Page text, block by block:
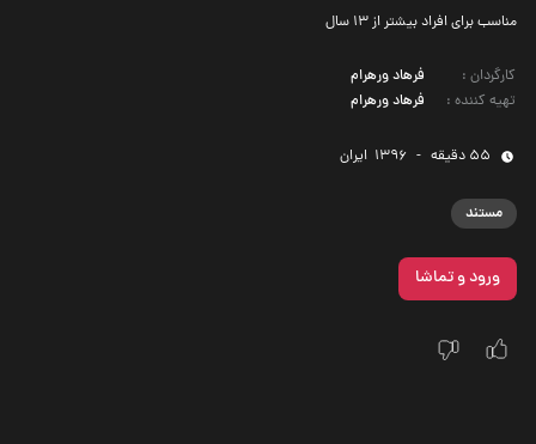
مناسب برای افراد بیشتر از 13 سال
کارگردان :
فرهاد ورهرام
تهیه کننده : فرهاد ورهرام
55 دقیقه -
1396 ‌ ایران
مستند
ورود و تماشا